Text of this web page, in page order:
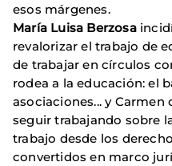
esos márgenes.
María Luisa Berzosa
revalorizar el trabajo de
de trabajar en círculos
rodea a la educación: el
asociaciones... y Carmen
seguir trabajando sobre
trabajo desde los
convertidos en marco